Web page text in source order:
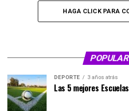
HAGA CLICK PARA
POPULAR
DEPORTE 3 años atrás
Las 5 mejores